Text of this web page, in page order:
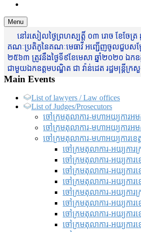
Menu
នៅរសៀលថ្ងៃព្រហស្បត្តិ៍ ០៣ រោច ខែចែត្រ
គណៈប្រតិភូនៃគណៈមេធាវី អញ្ជើញចូលជួបសម្តែ
២៥៦៣ ត្រូវនឹងថ្ងៃទី៩ខែមេសា ឆ្នាំ២០២០ ឯក
ជាមួយឯកឧត្តមបណ្ឌិត ជា វ៉ាន់ដេត រដ្ឋមន្
Main Events
List of lawyers / Law offices
List of Judges/Prosecutors
ចៅក្រមតុលាការ-មហាអយ្យការអ
ចៅក្រមតុលាការ-មហាអយ្យការអ
ចៅក្រមតុលាការ-មហាអយ្យការខេ
ចៅក្រមតុលាការ-អយ្យការក្
ចៅក្រមតុលាការ-អយ្យការខ
ចៅក្រមតុលាការ-អយ្យការខ
ចៅក្រមតុលាការ-អយ្យការខ
ចៅក្រមតុលាការ-អយ្យការ​
ចៅក្រមតុលាការ-អយ្យការខ
ចៅក្រមតុលាការ-អយ្យការខ
ចៅក្រមតុលាការ-អយ្យការខ